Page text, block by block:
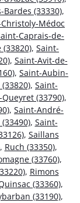
(33330),
Médoc
Caprais-de-
, Saint-
, Saint-Avit-de-
, Saint-Aubin-
, Saint-
(33790),
, Saint-André-
, Saint-
, Saillans
, Ruch (33350),
(33760),
, Rimons
(33360),
(33190),